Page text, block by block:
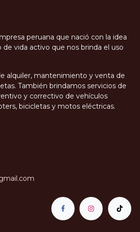
peruana que nació con la idea
vida activo que nos brinda el uso
alquiler, mantenimiento y venta de
También brindamos servicios de
y correctivo de vehículos
bicicletas y motos eléctricas.